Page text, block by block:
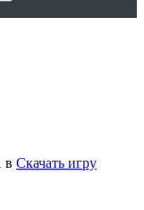
в Скачать игру